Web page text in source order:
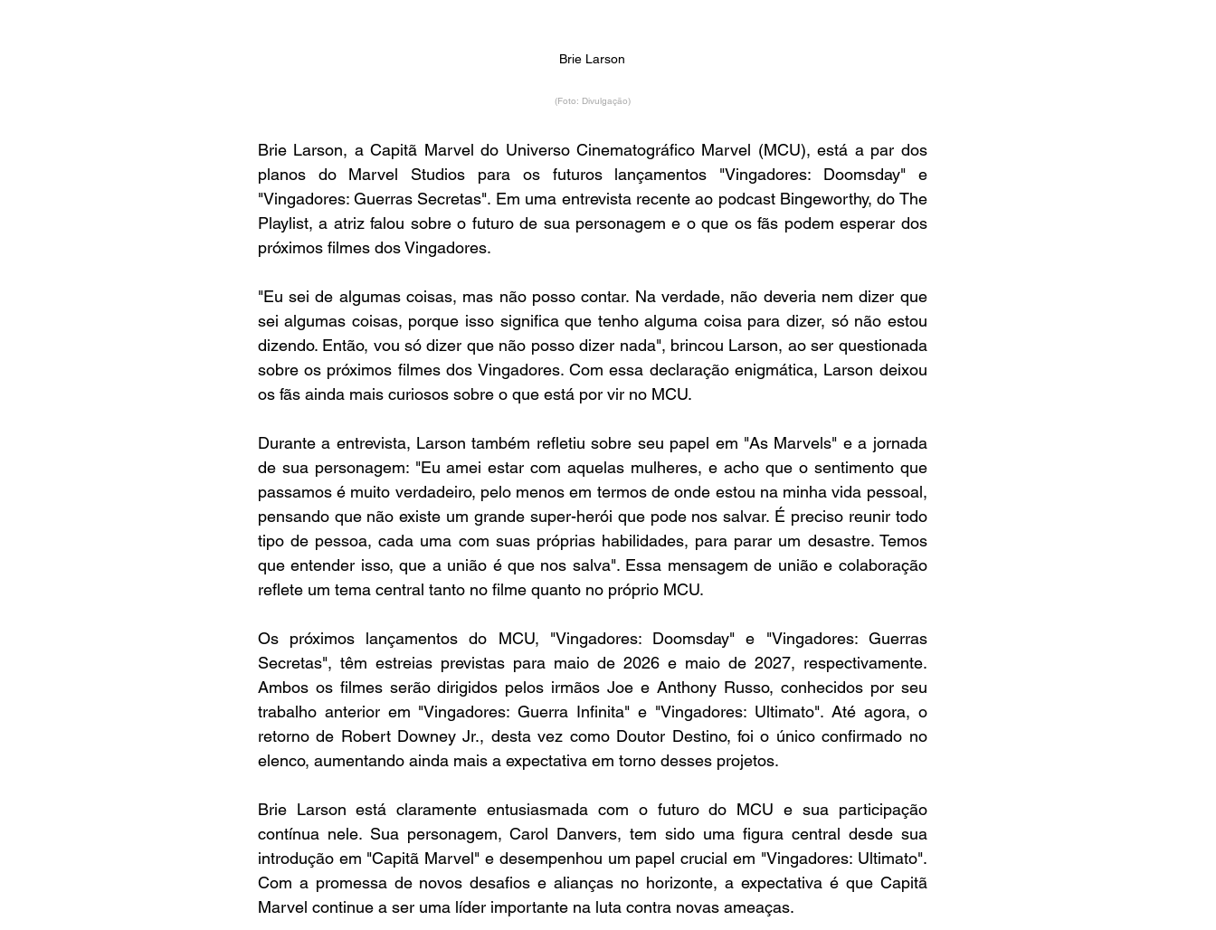
Brie Larson
(Foto: Divulgação)
Brie Larson, a Capitã Marvel do Universo Cinematográfico Marvel (MCU), está a par dos
planos do Marvel Studios para os futuros lançamentos "Vingadores: Doomsday" e
"Vingadores: Guerras Secretas". Em uma entrevista recente ao podcast Bingeworthy, do The
Playlist, a atriz falou sobre o futuro de sua personagem e o que os fãs podem esperar dos
próximos filmes dos Vingadores.
"Eu sei de algumas coisas, mas não posso contar. Na verdade, não deveria nem dizer que
sei algumas coisas, porque isso significa que tenho alguma coisa para dizer, só não estou
dizendo. Então, vou só dizer que não posso dizer nada", brincou Larson, ao ser questionada
sobre os próximos filmes dos Vingadores. Com essa declaração enigmática, Larson deixou
os fãs ainda mais curiosos sobre o que está por vir no MCU.
Durante a entrevista, Larson também refletiu sobre seu papel em "As Marvels" e a jornada
de sua personagem: "Eu amei estar com aquelas mulheres, e acho que o sentimento que
passamos é muito verdadeiro, pelo menos em termos de onde estou na minha vida pessoal,
pensando que não existe um grande super-herói que pode nos salvar. É preciso reunir todo
tipo de pessoa, cada uma com suas próprias habilidades, para parar um desastre. Temos
que entender isso, que a união é que nos salva". Essa mensagem de união e colaboração
reflete um tema central tanto no filme quanto no próprio MCU.
Os próximos lançamentos do MCU, "Vingadores: Doomsday" e "Vingadores: Guerras
Secretas", têm estreias previstas para maio de 2026 e maio de 2027, respectivamente.
Ambos os filmes serão dirigidos pelos irmãos Joe e Anthony Russo, conhecidos por seu
trabalho anterior em "Vingadores: Guerra Infinita" e "Vingadores: Ultimato". Até agora, o
retorno de Robert Downey Jr., desta vez como Doutor Destino, foi o único confirmado no
elenco, aumentando ainda mais a expectativa em torno desses projetos.
Brie Larson está claramente entusiasmada com o futuro do MCU e sua participação
contínua nele. Sua personagem, Carol Danvers, tem sido uma figura central desde sua
introdução em "Capitã Marvel" e desempenhou um papel crucial em "Vingadores: Ultimato".
Com a promessa de novos desafios e alianças no horizonte, a expectativa é que Capitã
Marvel continue a ser uma líder importante na luta contra novas ameaças.